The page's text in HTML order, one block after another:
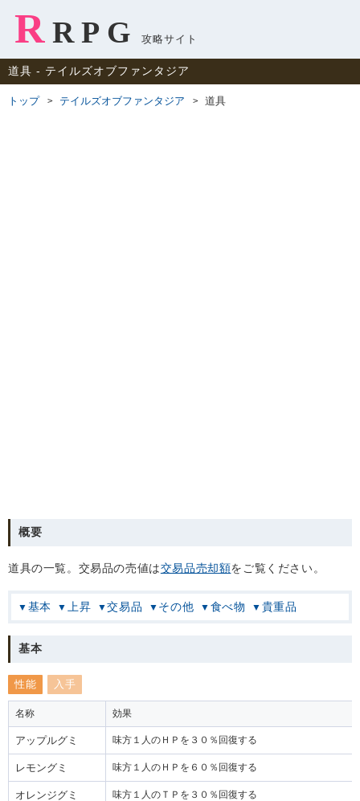
R RPG 攻略サイト
道具 ‐ テイルズオブファンタジア
トップ テイルズオブファンタジア 道具
概要
道具の一覧。交易品の売値は交易品売却額をご覧ください。
基本 上昇 交易品 その他 食べ物 貴重品
基本
性能 入手
名称 効果
アップルグミ 味方１人のＨＰを３０％回復する
レモングミ 味方１人のＨＰを６０％回復する
オレンジグミ 味方１人のＴＰを３０％回復する